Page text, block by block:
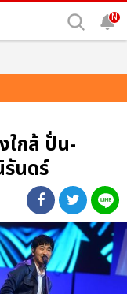
N
ใกล้ ปั่น-
นดร์